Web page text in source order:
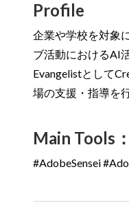
Profile
企業や学校を対象
ブ活動におけるAI
Evangelistとして
場の支援・指導を
Main Tools：
#AdobeSensei